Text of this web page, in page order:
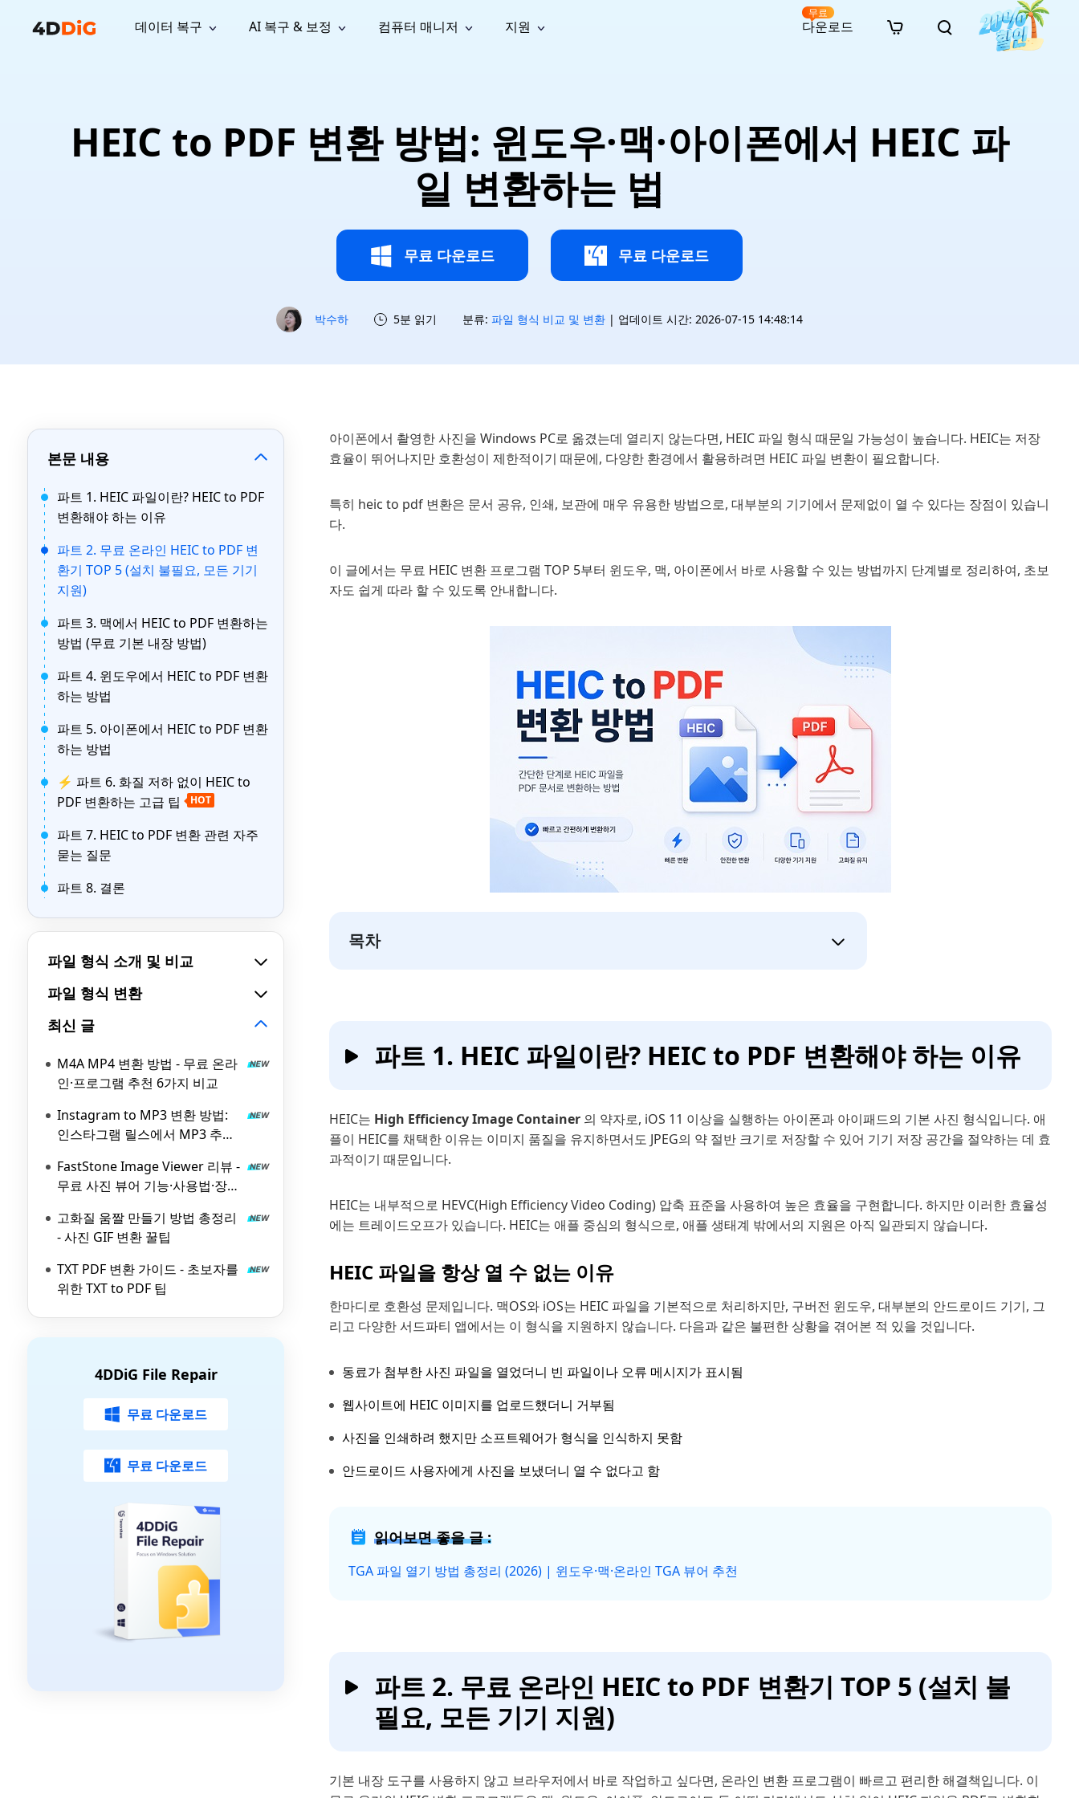
데이터 복구
프로 무료
WhatsApp 데이터 복구
WhatsApp 메시지 복구
LINE 데이터 복구
백업 없이 LINE 채팅 복구
· USB 복구
· 파티션 복구
· 한글 파일 복구
· 오피스 파일 복구
· 사진 복구
AI 복구 & 보정
복구
구
오디오
복구
영상 화
질 높이
기
AI
사진 화
질 높이
기
온라인 사진 복구
온라인 문서 복구
· 시네마틱 AI 이미지 프롬프트
· 애니메이션 실사 변환 프롬프트
컴퓨터 매니저
Windows용 간편 디스크 관리
중복 파일 검색 및 삭제
Tenorshare Cleamio
브랜드 리뉴얼
Mac 최적화 및 정밀 클린
Windows DLL 오류 수정
Email Repair
손상된 PST/OST 파일 복구
· 하드 디스크 복사
· 중복 파일 찾기 (Mac)
· C 드라이브 확장
· 디스크 공간 확보 (Win)
· MBR GPT 변환
· Mac 저장 공간 최적화
지원
가이드, 라이선스, 문의 사용자 가이드 센터
사용 방법 가이드
다운로드
무료
HEIC to PDF 변환 방법: 윈도우·맥·아이폰에서 HEIC 파
일 변환하는 법
무료 다운로드 무료 다운로드
박수하 5분 읽기 분류: 파일 형식 비교 및 변환 | 업데이트 시간: 2026-07-15 14:48:14
본문 내용
파트 1. HEIC 파일이란? HEIC to PDF
변환해야 하는 이유
파트 2. 무료 온라인 HEIC to PDF 변
환기 TOP 5 (설치 불필요, 모든 기기
지원)
파트 3. 맥에서 HEIC to PDF 변환하는
방법 (무료 기본 내장 방법)
파트 4. 윈도우에서 HEIC to PDF 변환
하는 방법
파트 5. 아이폰에서 HEIC to PDF 변환
하는 방법
⚡ 파트 6. 화질 저하 없이 HEIC to
PDF 변환하는 고급 팁
HOT
파트 7. HEIC to PDF 변환 관련 자주
묻는 질문
파트 8. 결론
파일 형식 소개 및 비교
파일 형식 변환
최신 글
M4A MP4 변환 방법 - 무료 온라
인·프로그램 추천 6가지 비교
Instagram to MP3 변환 방법:
인스타그램 릴스에서 MP3 추출
FastStone Image Viewer 리뷰 -
무료 사진 뷰어 기능·사용법·장단
고화질 움짤 만들기 방법 총정리
- 사진 GIF 변환 꿀팁
TXT PDF 변환 가이드 - 초보자를
위한 TXT to PDF 팁
4DDiG File Repair
무료 다운로드
무료 다운로드
아이폰에서 촬영한 사진을 Windows PC로 옮겼는데 열리지 않는다면, HEIC 파일 형식 때문일 가능성이 높습니다. HEIC는 저장
효율이 뛰어나지만 호환성이 제한적이기 때문에, 다양한 환경에서 활용하려면 HEIC 파일 변환이 필요합니다.
특히 heic to pdf 변환은 문서 공유, 인쇄, 보관에 매우 유용한 방법으로, 대부분의 기기에서 문제없이 열 수 있다는 장점이 있습니
다.
이 글에서는 무료 HEIC 변환 프로그램 TOP 5부터 윈도우, 맥, 아이폰에서 바로 사용할 수 있는 방법까지 단계별로 정리하여, 초보
자도 쉽게 따라 할 수 있도록 안내합니다.
목차
파트 1. HEIC 파일이란? HEIC to PDF 변환해야 하는 이유
HEIC는 High Efficiency Image Container 의 약자로, iOS 11 이상을 실행하는 아이폰과 아이패드의 기본 사진 형식입니다. 애
플이 HEIC를 채택한 이유는 이미지 품질을 유지하면서도 JPEG의 약 절반 크기로 저장할 수 있어 기기 저장 공간을 절약하는 데 효
과적이기 때문입니다.
HEIC는 내부적으로 HEVC(High Efficiency Video Coding) 압축 표준을 사용하여 높은 효율을 구현합니다. 하지만 이러한 효율성
에는 트레이드오프가 있습니다. HEIC는 애플 중심의 형식으로, 애플 생태계 밖에서의 지원은 아직 일관되지 않습니다.
HEIC 파일을 항상 열 수 없는 이유
한마디로 호환성 문제입니다. 맥OS와 iOS는 HEIC 파일을 기본적으로 처리하지만, 구버전 윈도우, 대부분의 안드로이드 기기, 그
리고 다양한 서드파티 앱에서는 이 형식을 지원하지 않습니다. 다음과 같은 불편한 상황을 겪어본 적 있을 것입니다.
동료가 첨부한 사진 파일을 열었더니 빈 파일이나 오류 메시지가 표시됨
웹사이트에 HEIC 이미지를 업로드했더니 거부됨
사진을 인쇄하려 했지만 소프트웨어가 형식을 인식하지 못함
안드로이드 사용자에게 사진을 보냈더니 열 수 없다고 함
읽어보면 좋을 글 :
TGA 파일 열기 방법 총정리 (2026) | 윈도우·맥·온라인 TGA 뷰어 추천
파트 2. 무료 온라인 HEIC to PDF 변환기 TOP 5 (설치 불
필요, 모든 기기 지원)
기본 내장 도구를 사용하지 않고 브라우저에서 바로 작업하고 싶다면, 온라인 변환 프로그램이 빠르고 편리한 해결책입니다. 이